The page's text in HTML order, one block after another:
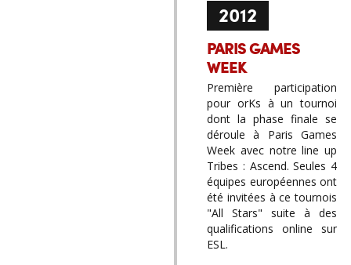
2012
PARIS GAMES
WEEK
Première participation
pour orKs à un tournoi
dont la phase finale se
déroule à Paris Games
Week avec notre line up
Tribes : Ascend. Seules 4
équipes européennes ont
été invitées à ce tournois
"All Stars" suite à des
qualifications online sur
ESL.